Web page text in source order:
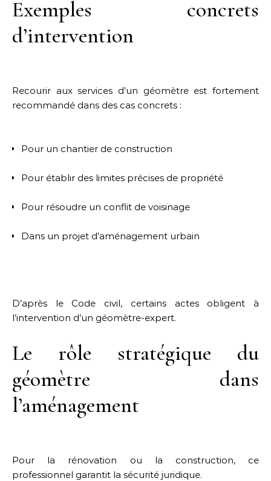
Exemples concrets
d’intervention
Recourir aux services d’un géomètre est fortement
recommandé dans des cas concrets :
Pour un chantier de construction
Pour établir des limites précises de propriété
Pour résoudre un conflit de voisinage
Dans un projet d’aménagement urbain
D’après le Code civil, certains actes obligent à
l’intervention d’un géomètre-expert.
Le rôle stratégique du
géomètre dans
l’aménagement
Pour la rénovation ou la construction, ce
professionnel garantit la sécurité juridique.